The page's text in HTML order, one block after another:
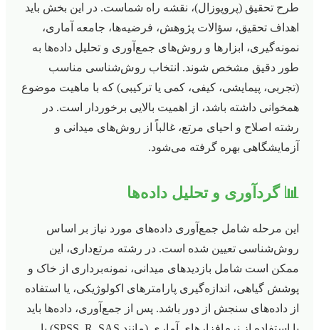
طرح تحقیق (پروپوزال)، نقشه راه شماست. در این بخش باید
اهداف تحقیق، سؤالات پژوهش، فرضیه‌ها، جامعه آماری،
نمونه‌گیری، ابزارها و روش‌های جمع‌آوری و تحلیل داده‌ها به
طور دقیق مشخص شوند. انتخاب روش‌شناسی مناسب
(تجربی، پیمایشی، کیفی، کمی یا ترکیبی) که با ماهیت موضوع
همخوانی داشته باشد، از اهمیت بالایی برخوردار است. در
رشته اصلاح و احیای مرتع، غالباً از روش‌های میدانی و
آزمایشگاهی بهره گرفته می‌شود.
📊 گردآوری و تحلیل داده‌ها
این مرحله شامل جمع‌آوری داده‌های مورد نیاز بر اساس
روش‌شناسی تعیین شده است. در رشته مرتع‌داری، این
ممکن است شامل بازدیدهای میدانی، نمونه‌برداری از خاک و
پوشش گیاهی، اندازه‌گیری پارامترهای اکولوژیکی، یا استفاده
از داده‌های سنجش از دور باشد. پس از جمع‌آوری، داده‌ها باید